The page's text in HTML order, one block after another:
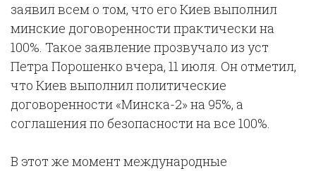
заявил всем о том, что его Киев выполнил
минские договоренности практически на
100%. Такое заявление прозвучало из уст
Петра Порошенко вчера, 11 июля. Он отметил,
что Киев выполнил политические
договоренности «Минска-2» на 95%, а
соглашения по безопасности на все 100%.
В этот же момент международные